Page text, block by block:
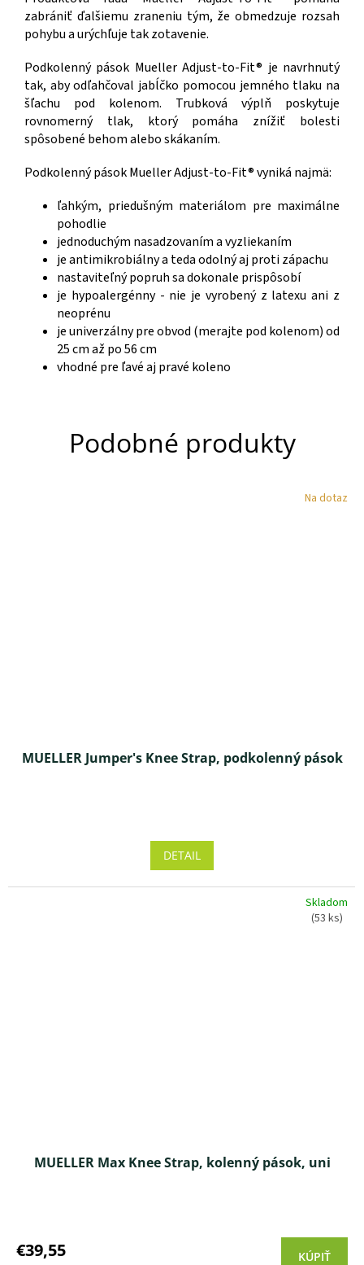
zabrániť ďalšiemu zraneniu tým, že obmedzuje rozsah
pohybu a urýchľuje tak zotavenie.
Podkolenný pások Mueller Adjust-to-Fit® je navrhnutý
tak, aby odľahčoval jabĺčko pomocou jemného tlaku na
šľachu pod kolenom. Trubková výplň poskytuje
rovnomerný tlak, ktorý pomáha znížiť bolesti
spôsobené behom alebo skákaním.
Podkolenný pások Mueller Adjust-to-Fit® vyniká najmä:
ľahkým, priedušným materiálom pre maximálne
pohodlie
jednoduchým nasadzovaním a vyzliekaním
je antimikrobiálny a teda odolný aj proti zápachu
nastaviteľný popruh sa dokonale prispôsobí
je hypoalergénny - nie je vyrobený z latexu ani z
neoprénu
je univerzálny pre obvod (merajte pod kolenom) od
25 cm až po 56 cm
vhodné pre ľavé aj pravé koleno
Podobné produkty
Na dotaz
MUELLER Jumper's Knee Strap, podkolenný pások
z 5
DETAIL
Skladom
(53 ks)
MUELLER Max Knee Strap, kolenný pások, uni
€39,55 KÚPIŤ